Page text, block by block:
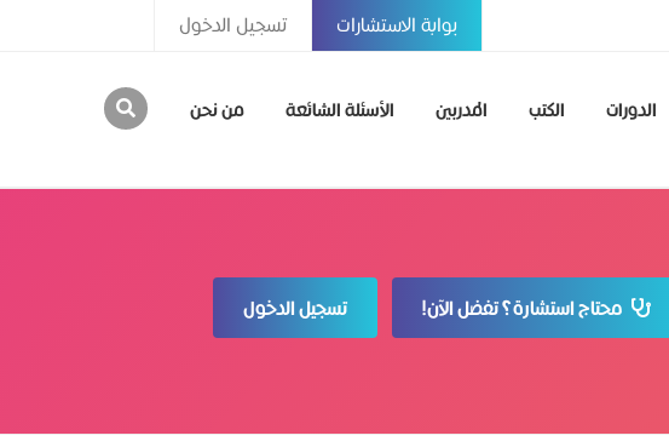
تسجيل الدخول بوابة الاستشارات
الدورات الكتب المدربين الأسئلة الشائعة من نحن
محتاج استشارة؟ تفضل الآن! تسجيل الدخول